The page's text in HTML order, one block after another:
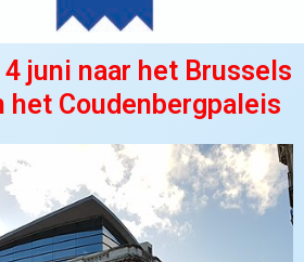
juni naar het Brussels
het Coudenbergpaleis